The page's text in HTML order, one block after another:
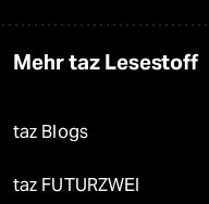
Mehr taz Lesestoff
taz Blogs
taz FUTURZWEI